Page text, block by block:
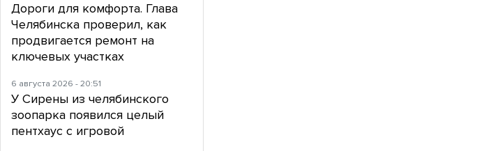
Дороги для комфорта. Глава
Челябинска проверил, как
продвигается ремонт на
ключевых участках
6 августа 2026 - 20:51
У Сирены из челябинского
зоопарка появился целый
пентхаус с игровой